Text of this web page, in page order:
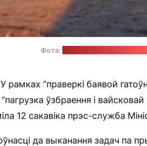
Фота:
У рамках “праверкі баявой
ўзбраення і вайсковай
12 сакавіка прэс-служба
да выканання задач па